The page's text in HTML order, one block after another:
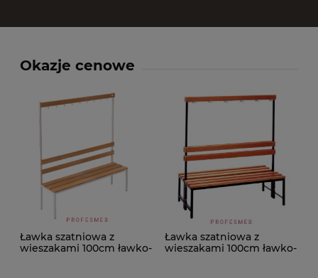
Okazje cenowe
Ławka szatniowa z
wieszakami 100cm ławko-
Ławka szatniowa z
wieszakami 100cm ławko-